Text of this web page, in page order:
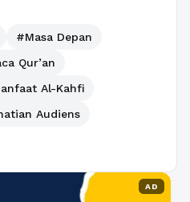
#Masa Depan
Qur’an
Al-Kahfi
Audiens
AD